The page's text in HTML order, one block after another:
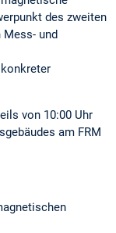
des zweiten
und
von 10:00 Uhr
am FRM